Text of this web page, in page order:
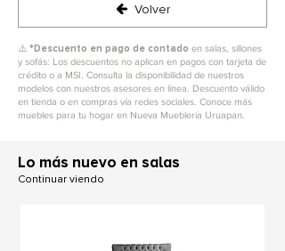
Volver
⚠️ *Descuento en pago de contado en salas, sillones
y sofás: Los descuentos no aplican en pagos con tarjeta de
crédito o a MSI. Consulta la disponibilidad de nuestros
modelos con nuestros asesores en línea. Descuento válido
en tienda o en compras vía redes sociales. Conoce más
muebles para tu hogar en Nueva Mueblería Uruapan.
Lo más nuevo en salas
Continuar viendo